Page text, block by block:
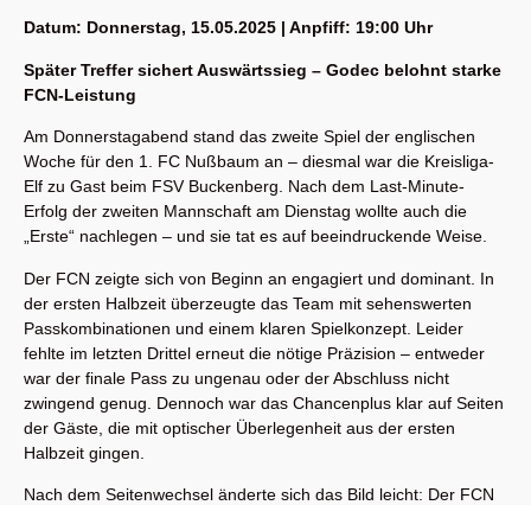
Datum: Donnerstag, 15.05.2025 | Anpfiff: 19:00 Uhr
Später Treffer sichert Auswärtssieg – Godec belohnt starke
FCN-Leistung
Am Donnerstagabend stand das zweite Spiel der englischen
Woche für den 1. FC Nußbaum an – diesmal war die Kreisliga-
Elf zu Gast beim FSV Buckenberg. Nach dem Last-Minute-
Erfolg der zweiten Mannschaft am Dienstag wollte auch die
„Erste“ nachlegen – und sie tat es auf beeindruckende Weise.
Der FCN zeigte sich von Beginn an engagiert und dominant. In
der ersten Halbzeit überzeugte das Team mit sehenswerten
Passkombinationen und einem klaren Spielkonzept. Leider
fehlte im letzten Drittel erneut die nötige Präzision – entweder
war der finale Pass zu ungenau oder der Abschluss nicht
zwingend genug. Dennoch war das Chancenplus klar auf Seiten
der Gäste, die mit optischer Überlegenheit aus der ersten
Halbzeit gingen.
Nach dem Seitenwechsel änderte sich das Bild leicht: Der FCN